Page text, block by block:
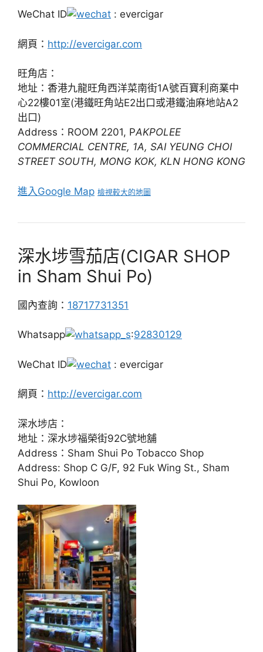
WeChat ID : evercigar
網頁： http://evercigar.com
旺角店：
地址：香港九龍旺角西洋菜南街1A號百寶利商業中
心22樓01室(港鐵旺角站E2出口或港鐵油麻地站A2
出口)
Address：ROOM 2201, PAKPOLEE
COMMERCIAL CENTRE, 1A, SAI YEUNG CHOI
STREET SOUTH, MONG KOK, KLN HONG KONG
進入Google Map 檢視較大的地圖
深水埗雪茄店(CIGAR SHOP
in Sham Shui Po)
國內查詢： 18717731351
Whatsapp :92830129
WeChat ID : evercigar
網頁： http://evercigar.com
深水埗店：
地址：深水埗福榮街92C號地舖
Address：Sham Shui Po Tobacco Shop
Address: Shop C G/F, 92 Fuk Wing St., Sham
Shui Po, Kowloon